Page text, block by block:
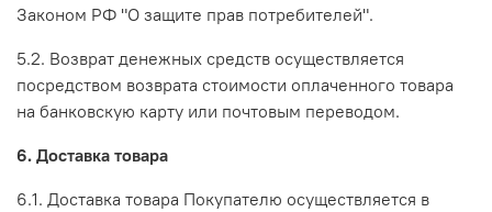
Законом РФ "О защите прав потребителей".
5.2. Возврат денежных средств осуществляется
посредством возврата стоимости оплаченного товара
на банковскую карту или почтовым переводом.
6. Доставка товара
6.1. Доставка товара Покупателю осуществляется в